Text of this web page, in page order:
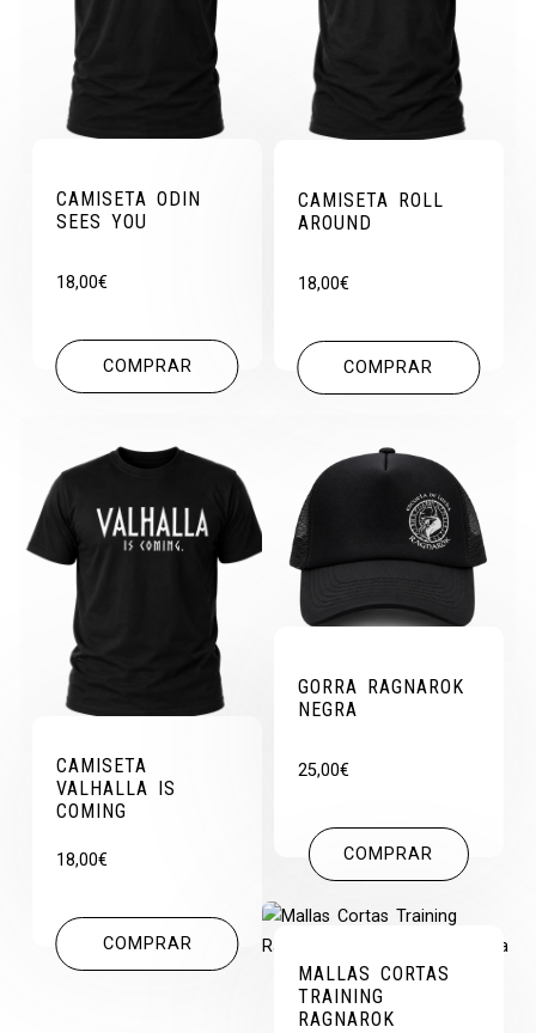
CAMISETA ODIN
SEES YOU
18,00€
COMPRAR
CAMISETA ROLL
AROUND
18,00€
COMPRAR
CAMISETA
VALHALLA IS
COMING
18,00€
COMPRAR
GORRA RAGNAROK
NEGRA
25,00€
COMPRAR
MALLAS CORTAS
TRAINING
RAGNAROK